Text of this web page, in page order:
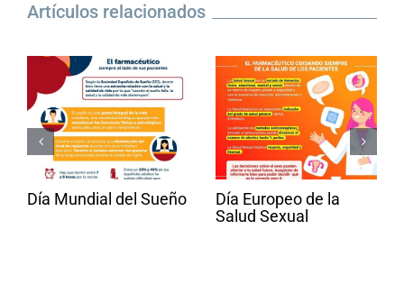
Artículos relacionados
Día Mundial del Sueño
Día Europeo de la
Salud Sexual